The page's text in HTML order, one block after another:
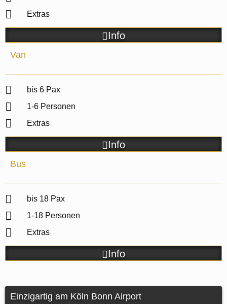
Extras
Info
Van
bis 6 Pax
1-6 Personen
Extras
Info
Bus
bis 18 Pax
1-18 Personen
Extras
Info
Einzigartig am Köln Bonn Airport